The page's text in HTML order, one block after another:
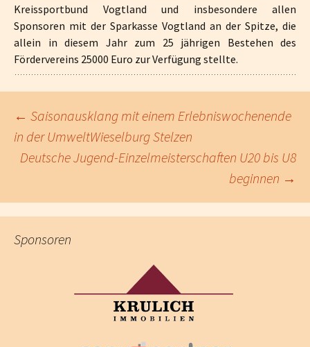
Kreissportbund Vogtland und insbesondere allen
Sponsoren mit der Sparkasse Vogtland an der Spitze, die
allein in diesem Jahr zum 25 jährigen Bestehen des
Fördervereins 25000 Euro zur Verfügung stellte.
Beitragsnavigation
← Saisonausklang mit einem Erlebniswochenende
in der UmweltWieselburg Stelzen
Deutsche Jugend-Einzelmeisterschaften U20 bis U8
beginnen →
Sponsoren